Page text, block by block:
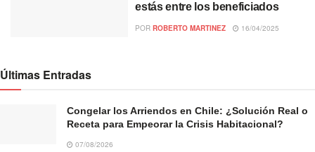
estás entre los beneficiados
PORROBERTO MARTINEZ 16/04/2025
Últimas Entradas
Congelar los Arriendos en Chile: ¿Solución Real o
Receta para Empeorar la Crisis Habitacional?
07/08/2026